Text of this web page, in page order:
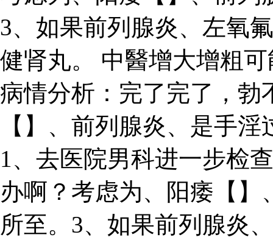
3、如果前列腺炎、左氧
健肾丸。 中醫增大增粗可
病情分析：完了完了，勃
【】、前列腺炎、是手
1、去医院男科进一步检
办啊？考虑为、阳痿【
所至。3、如果前列腺炎